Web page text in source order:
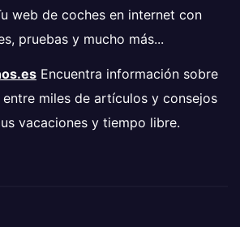
web de coches en internet con
pruebas y mucho más...
Encuentra información sobre
miles de artículos y consejos
vacaciones y tiempo libre.